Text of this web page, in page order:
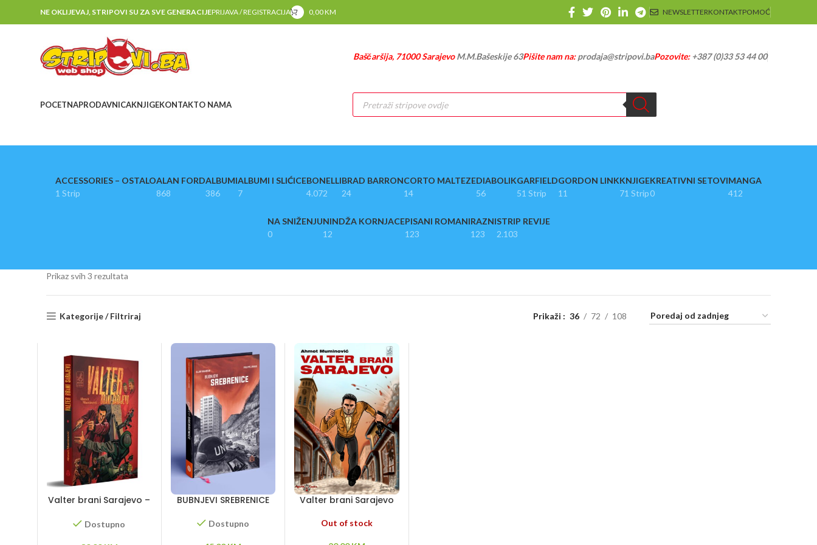
NE OKLIJEVAJ, STRIPOVI SU ZA SVE GENERACIJEPRIJAVA / REGISTRACIJA 0,00KM NEWSLETTERKONTAKTPOMOĆ
Baščaršija, 71000 SarajevoM.M.Bašeskije 63Pišite nam na:prodaja@stripovi.baPozovite:+387 (0)33 53 44 00
POCETNAPRODAVNICAKNJIGEKONTAKTO NAMA
Products
search
ACCESSORIES – OSTALO
1 Strip
ALAN FORD
868
ALBUMI
386
ALBUMI I SLIĆICE
7
BONELLI
4.072
BRAD BARRON
24
CORTO MALTEZE
14
DIABOLIK
56
GARFIELD
51 Strip
GORDON LINK
11
KNJIGE
71 Strip
KREATIVNI SETOVI
0
MANGA
412
NA SNIŽENJU
0
NINDŽA KORNJACE
12
PISANI ROMANI
123
RAZNI
123
STRIP REVIJE
2.103
Prikaz svih 3 rezultata
Kategorije / Filtriraj
Prikaži 36 72 108
Valter brani Sarajevo –
Dostupno
BUBNJEVI SREBRENICE
Dostupno
Valter brani Sarajevo
Out of stock